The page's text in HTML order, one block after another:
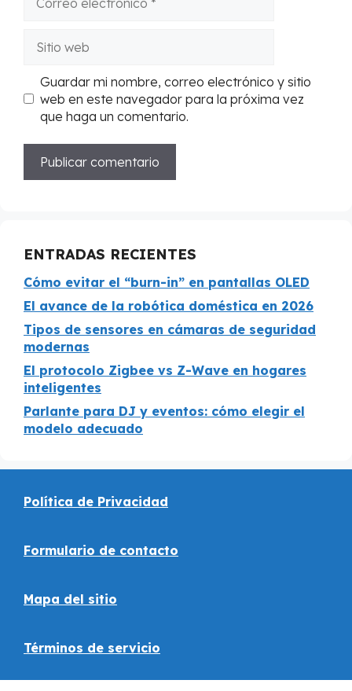
electrónico
web
Guardar mi nombre, correo electrónico y sitio
web en este navegador para la próxima vez
que haga un comentario.
ENTRADAS RECIENTES
Cómo evitar el “burn-in” en pantallas OLED
El avance de la robótica doméstica en 2026
Tipos de sensores en cámaras de seguridad
modernas
El protocolo Zigbee vs Z-Wave en hogares
inteligentes
Parlante para DJ y eventos: cómo elegir el
modelo adecuado
Política de Privacidad
Formulario de contacto
Mapa del sitio
Términos de servicio